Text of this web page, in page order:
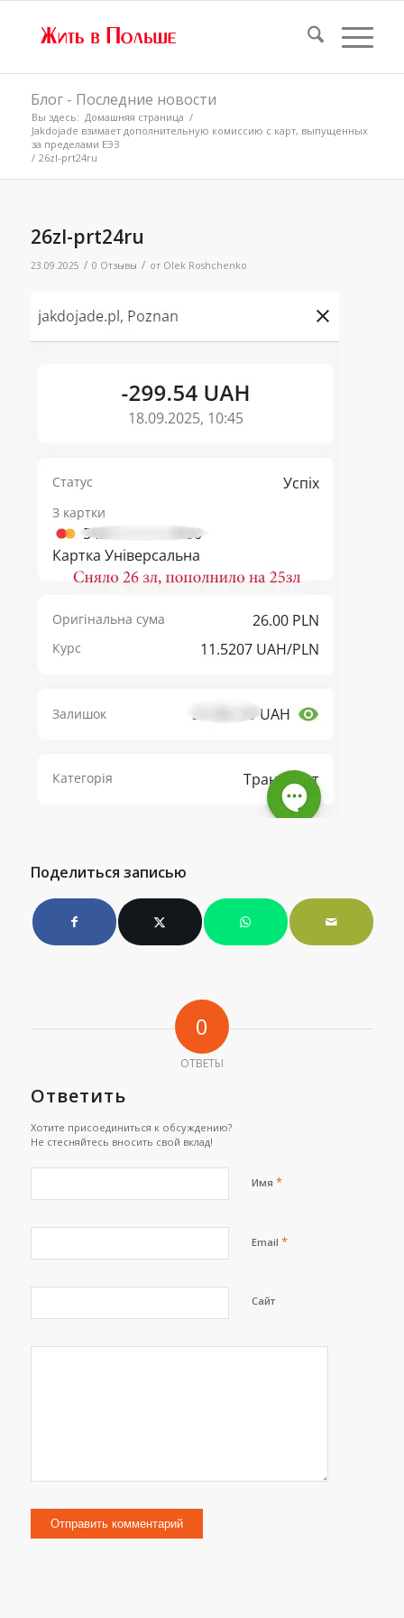
Блог - Последние новости
Вы здесь: Домашняя страница /
Jakdojade взимает дополнительную комиссию с карт, выпущенных
за пределами ЕЭЗ
/ 26zl-prt24ru
26zl-prt24ru
23.09.2025 / 0 Отзывы / от Olek Roshchenko
Поделиться записью
0
ОТВЕТЫ
Ответить
Хотите присоединиться к обсуждению?
Не стесняйтесь вносить свой вклад!
Имя *
Email *
Сайт